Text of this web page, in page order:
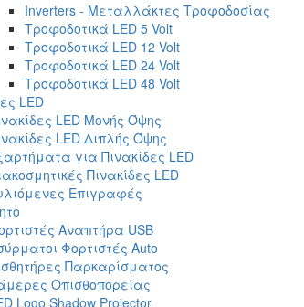
Inverters - Μεταλλάκτες Τροφοδοσίας
Τροφοδοτικά LED 5 Volt
Τροφοδοτικά LED 12 Volt
Τροφοδοτικά LED 24 Volt
Τροφοδοτικά LED 48 Volt
LED
LED Μονής Όψης
LED Διπλής Όψης
για Πινακίδες LED
Πινακίδες LED
Επιγραφές
Αναπτήρα USB
Φορτιστές Auto
Παρκαρίσματος
Οπισθοπορείας
Logo Shadow Projector